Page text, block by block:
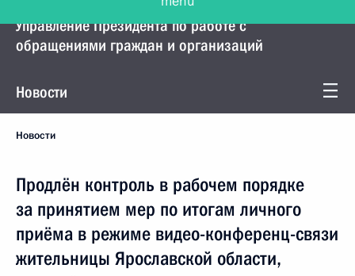
Управление Президента по работе с
обращениями граждан и организаций
Новости
Новости
Продлён контроль в рабочем порядке
за принятием мер по итогам личного
приёма в режиме видео-конференц-связи
жительницы Ярославской области,